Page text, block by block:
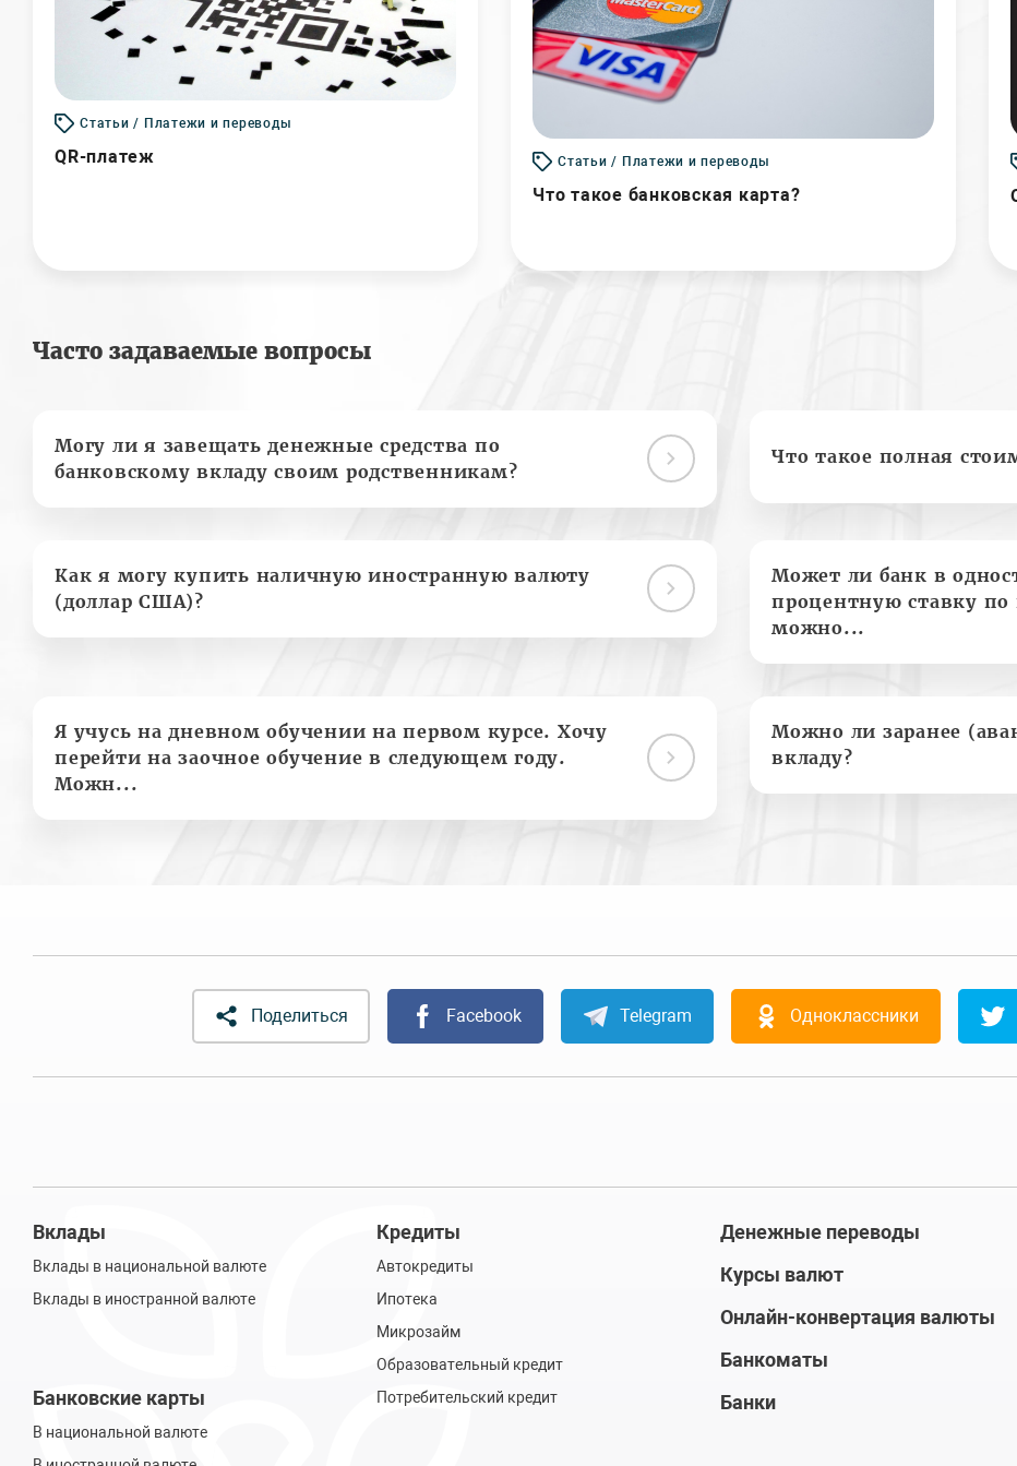
Статьи / Платежи и переводы
QR-платеж Статьи / Платежи и переводы
Что такое банковская карта?
Часто задаваемые вопросы
Могу ли я завещать денежные средства по
банковскому вкладу своим родственникам?
Что такое полная
Как я могу купить наличную иностранную валюту
(доллар США)?
Может ли банк в
процентную ставку по
можно...
Я учусь на дневном обучении на первом курсе. Хочу
перейти на заочное обучение в следующем году.
Можн...
Можно ли заранее
вкладу?
Поделиться Facebook Telegram Одноклассники
Вклады
Вклады в национальной валюте
Вклады в иностранной валюте
Банковские карты
В национальной валюте
Кредиты
Автокредиты
Ипотека
Микрозайм
Образовательный кредит
Потребительский кредит
Денежные переводы
Курсы валют
Онлайн-конвертация валюты
Банкоматы
Банки